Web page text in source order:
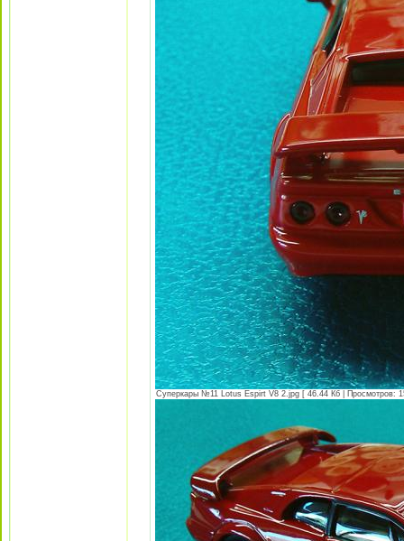
Суперкары №11 Lotus Espirt V8 2.jpg [ 46.44 Кб | Просмотров: